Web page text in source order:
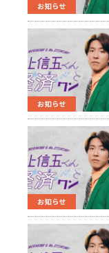
お知らせ
お知らせ
お知らせ